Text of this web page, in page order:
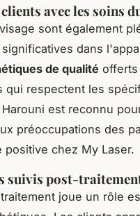
avec les soins
sont également
dans
de qualité offerts
qui respectent les
Harouni est reconnu
préoccupations des
positive chez My Laser.
suivis post-
joue un rôle